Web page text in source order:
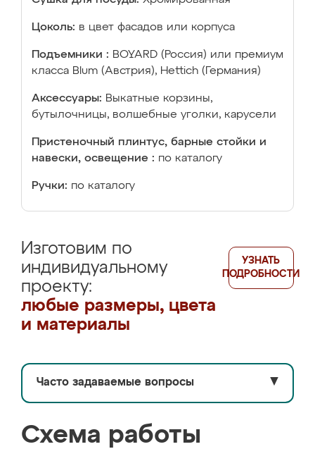
Цоколь: в цвет фасадов или корпуса
Подъемники : BOYARD (Россия) или премиум
класса Blum (Австрия), Hettich (Германия)
Аксессуары: Выкатные корзины,
бутылочницы, волшебные уголки, карусели
Пристеночный плинтус, барные стойки и
навески, освещение : по каталогу
Ручки: по каталогу
Изготовим по
индивидуальному
проекту:
любые размеры, цвета
и материалы
УЗНАТЬ
ПОДРОБНОСТИ
Часто задаваемые вопросы ▼
Схема работы